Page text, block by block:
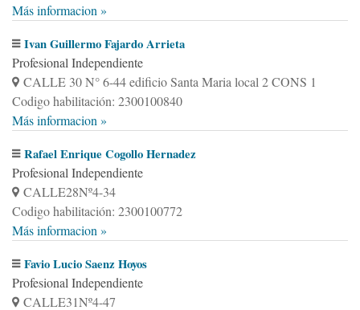
Más informacion »
Ivan Guillermo Fajardo Arrieta
Profesional Independiente
CALLE 30 N° 6-44 edificio Santa Maria local 2 CONS 1
Codigo habilitación: 2300100840
Más informacion »
Rafael Enrique Cogollo Hernadez
Profesional Independiente
CALLE28Nº4-34
Codigo habilitación: 2300100772
Más informacion »
Favio Lucio Saenz Hoyos
Profesional Independiente
CALLE31Nº4-47